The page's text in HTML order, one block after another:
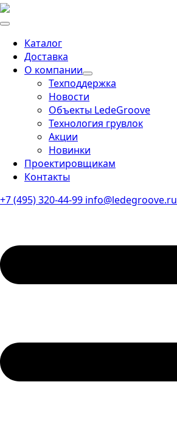
Каталог
Доставка
О компании
Техподдержка
Новости
Объекты LedeGroove
Технология грувлок
Акции
Новинки
Проектировщикам
Контакты
+7 (495) 320-44-99 info@ledegroove.ru